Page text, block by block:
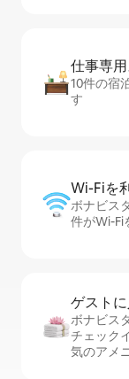
仕事専
10件の宿
す
Wi-Fiを
ボナビス
件がWi-Fi
ゲスト
ボナビス
チ⁠ェ⁠ッ⁠ク⁠
気のアメ